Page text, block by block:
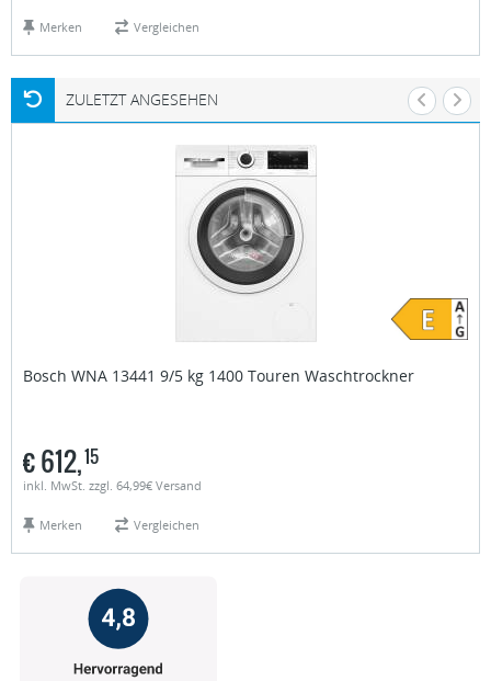
Merken Vergleichen
ZULETZT ANGESEHEN
Bosch WNA 13441 9/5 kg 1400 Touren Waschtrockner
€612,15
inkl. MwSt. zzgl. 64,99€ Versand
Merken Vergleichen